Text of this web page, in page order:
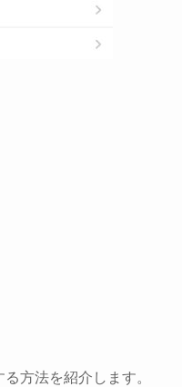
方法を紹介します。